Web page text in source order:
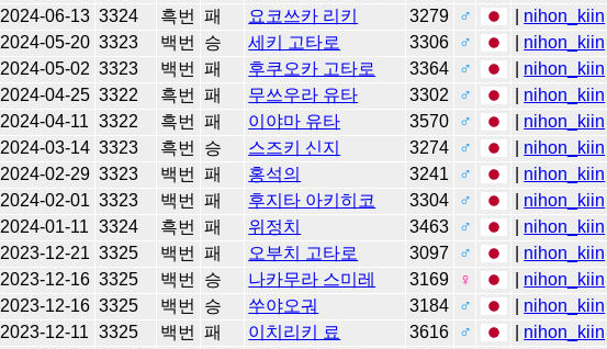
2024-06-13 3324 흑번 패 요코쓰카 리키 3279 ♂ nihon_kiin
2024-05-20 3323 백번 승 세키 고타로 3306 ♂ nihon_kiin
2024-05-02 3323 백번 패 후쿠오카 고타로 3364 ♂ nihon_kiin
2024-04-25 3322 흑번 패 무쓰우라 유타 3302 ♂ nihon_kiin
2024-04-11 3322 흑번 패 이야마 유타 3570 ♂ nihon_kiin
2024-03-14 3323 흑번 승 스즈키 신지 3274 ♂ nihon_kiin
2024-02-29 3323 백번 패 홍석의 3241 ♂ nihon_kiin
2024-02-01 3323 백번 패 후지타 아키히코 3304 ♂ nihon_kiin
2024-01-11 3324 흑번 패 위정치 3463 ♂ nihon_kiin
2023-12-21 3325 백번 패 오부치 고타로 3097 ♂ nihon_kiin
2023-12-16 3325 백번 승 나카무라 스미레 3169 ♀ nihon_kiin
2023-12-16 3325 백번 승 쑤야오궈 3184 ♂ nihon_kiin
2023-12-11 3325 백번 패 이치리키 료 3616 ♂ nihon_kiin